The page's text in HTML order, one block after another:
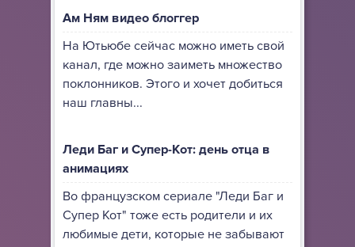
Ам Ням видео блоггер
На Ютьюбе сейчас можно иметь свой
канал, где можно заиметь множество
поклонников. Этого и хочет добиться
наш главны...
Леди Баг и Супер-Кот: день отца в
анимациях
Во французском сериале "Леди Баг и
Супер Кот" тоже есть родители и их
любимые дети, которые не забывают